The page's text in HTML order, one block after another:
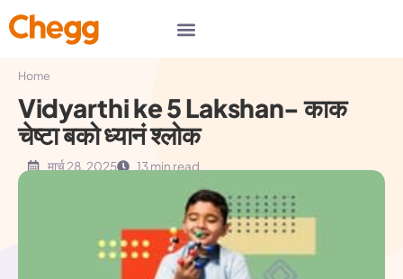
Home
Vidyarthi ke 5 Lakshan- काक
चेष्टा बको ध्यानं श्लोक
मार्च 28, 2025 13 min read